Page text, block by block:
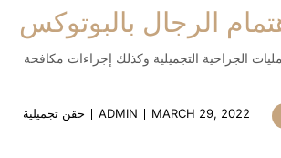
الرجال بالبوتوكس
الجراحية التجميلية وكذلك إجراءات مكافحة
ADMIN MARCH 29, 2022 حقن تجميلية